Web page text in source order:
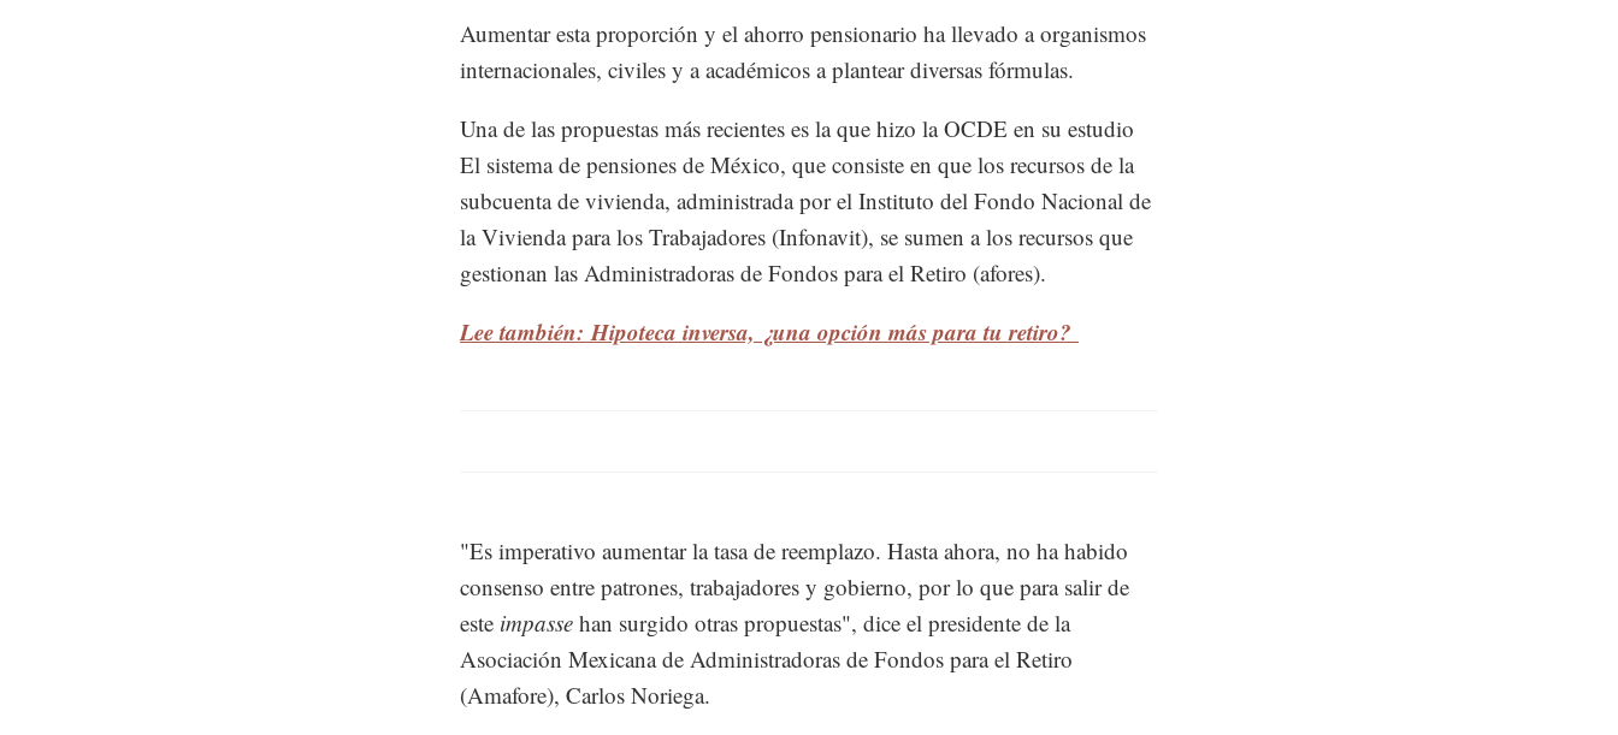
Aumentar esta proporción y el ahorro pensionario ha llevado a organismos
internacionales, civiles y a académicos a plantear diversas fórmulas.
Una de las propuestas más recientes es la que hizo la OCDE en su estudio
El sistema de pensiones de México, que consiste en que los recursos de la
subcuenta de vivienda, administrada por el Instituto del Fondo Nacional de
la Vivienda para los Trabajadores (Infonavit), se sumen a los recursos que
gestionan las Administradoras de Fondos para el Retiro (afores).
Lee también: Hipoteca inversa, ¿una opción más para tu retiro?
"Es imperativo aumentar la tasa de reemplazo. Hasta ahora, no ha habido
consenso entre patrones, trabajadores y gobierno, por lo que para salir de
este impasse han surgido otras propuestas", dice el presidente de la
Asociación Mexicana de Administradoras de Fondos para el Retiro
(Amafore), Carlos Noriega.